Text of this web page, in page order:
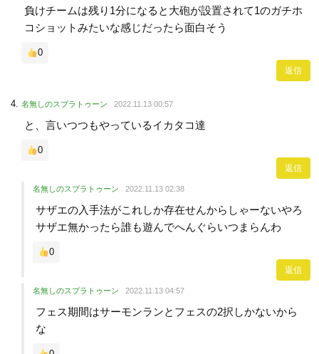
負けチームは残り1分になると大砲が設置されて1のガチホ
コショットみたいな感じだったら面白そう
0
返信
名無しのスプラトゥーン 2022.11.13 00:57
と、言いつつもやっているイカタコ達
0
返信
名無しのスプラトゥーン 2022.11.13 02:38
サザエの入手法がこれしか存在せんからしゃーないやろ
サザエ無かったら誰も遊んでへんぐらいつまらんわ
0
返信
名無しのスプラトゥーン 2022.11.13 04:57
フェス期間はサーモンランとフェスの2択しかないから
な